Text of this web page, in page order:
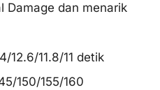
Damage dan menarik
12.6/11.8/11 detik
150/155/160